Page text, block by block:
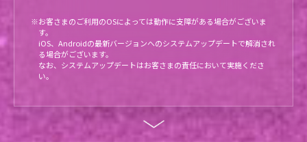
※お客さまのご利用のOSによっては動作に支障がある場合がございま
す。
iOS、Androidの最新バージョンへのシステムアップデートで解消され
る場合がございます。
なお、システムアップデートはお客さまの責任において実施くださ
い。